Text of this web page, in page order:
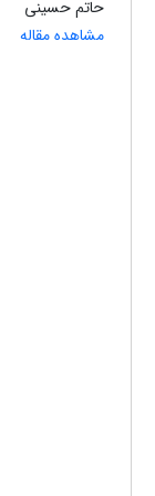
حاتم حسینی
مشاهده مقاله